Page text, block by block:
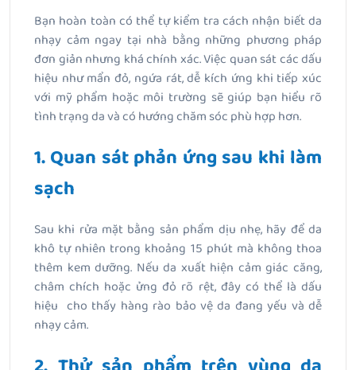
Bạn hoàn toàn có thể tự kiểm tra cách nhận biết da
nhạy cảm ngay tại nhà bằng những phương pháp
đơn giản nhưng khá chính xác. Việc quan sát các dấu
hiệu như mẩn đỏ, ngứa rát, dễ kích ứng khi tiếp xúc
với mỹ phẩm hoặc môi trường sẽ giúp bạn hiểu rõ
tình trạng da và có hướng chăm sóc phù hợp hơn.
1. Quan sát phản ứng sau khi làm
sạch
Sau khi rửa mặt bằng sản phẩm dịu nhẹ, hãy để da
khô tự nhiên trong khoảng 15 phút mà không thoa
thêm kem dưỡng. Nếu da xuất hiện cảm giác căng,
châm chích hoặc ửng đỏ rõ rệt, đây có thể là dấu
hiệu cho thấy hàng rào bảo vệ da đang yếu và dễ
nhạy cảm.